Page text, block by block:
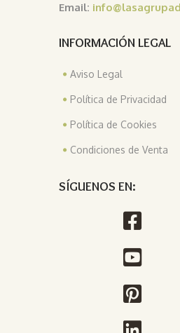
Email:
INFORMACIÓN LEGAL
Aviso Legal
Política de Privacidad
Política de Cookies
Condiciones de Venta
SÍGUENOS EN: